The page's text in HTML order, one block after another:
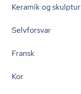
Keramik og skulptur
Selvforsvar
Fransk
Kor